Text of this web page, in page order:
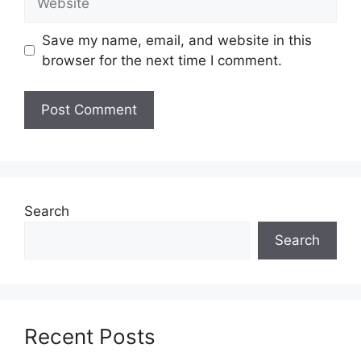
Permohonan jawatan kosong Kumpulan
hendaklah melalui portal rasmi KWSP di
Calon dikehendaki memuat naik resume
yang lengkap (kelayakan akademik,
pengalaman kerja, gaji semasa dan gaji
Pemohon yang telah mendaftar dan
Save my name, email, and website in this
browser for the next time I comment.
Search
Search
Recent Posts